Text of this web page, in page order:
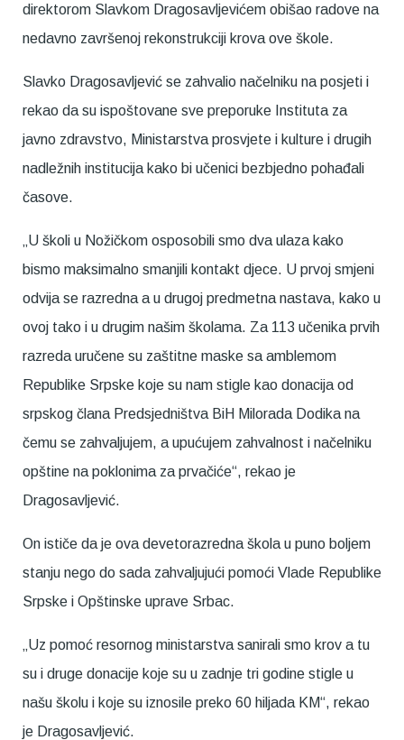
direktorom Slavkom Dragosavljevićem obišao radove na
nedavno završenoj rekonstrukciji krova ove škole.
Slavko Dragosavljević se zahvalio načelniku na posjeti i
rekao da su ispoštovane sve preporuke Instituta za
javno zdravstvo, Ministarstva prosvjete i kulture i drugih
nadležnih institucija kako bi učenici bezbjedno pohađali
časove.
„U školi u Nožičkom osposobili smo dva ulaza kako
bismo maksimalno smanjili kontakt djece. U prvoj smjeni
odvija se razredna a u drugoj predmetna nastava, kako u
ovoj tako i u drugim našim školama. Za 113 učenika prvih
razreda uručene su zaštitne maske sa amblemom
Republike Srpske koje su nam stigle kao donacija od
srpskog člana Predsjedništva BiH Milorada Dodika na
čemu se zahvaljujem, a upućujem zahvalnost i načelniku
opštine na poklonima za prvačiće“, rekao je
Dragosavljević.
On ističe da je ova devetorazredna škola u puno boljem
stanju nego do sada zahvaljujući pomoći Vlade Republike
Srpske i Opštinske uprave Srbac.
„Uz pomoć resornog ministarstva sanirali smo krov a tu
su i druge donacije koje su u zadnje tri godine stigle u
našu školu i koje su iznosile preko 60 hiljada KM“, rekao
je Dragosavljević.